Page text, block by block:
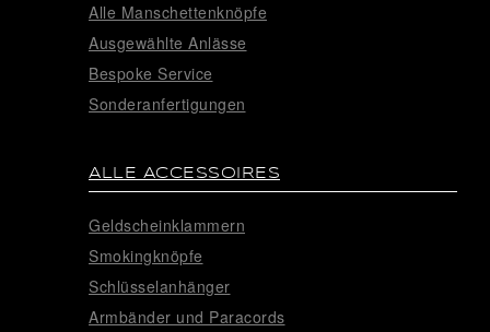
Alle Manschettenknöpfe
Ausgewählte Anlässe
Bespoke Service
Sonderanfertigungen
ALLE ACCESSOIRES
Geldscheinklammern
Smokingknöpfe
Schlüsselanhänger
Armbänder und Paracords